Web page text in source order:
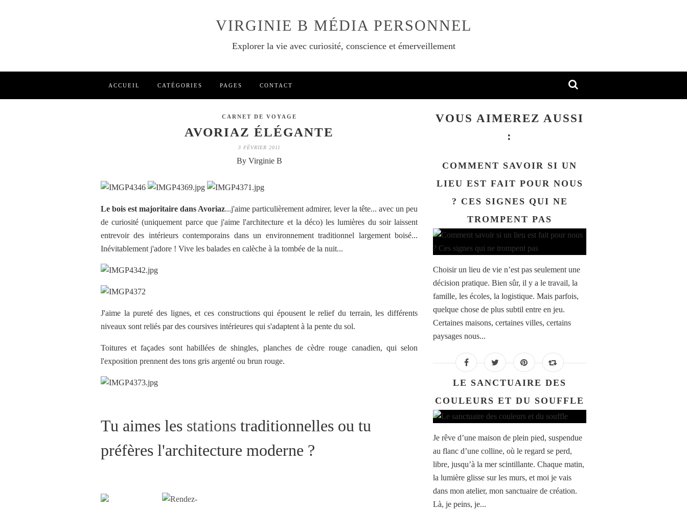
VIRGINIE B MÉDIA PERSONNEL
Explorer la vie avec curiosité, conscience et émerveillement
ACCUEIL CATÉGORIES PAGES CONTACT
CARNET DE VOYAGE
AVORIAZ ÉLÉGANTE
3 FÉVRIER 2011
By Virginie B
Le bois est majoritaire dans Avoriaz...j'aime particulièrement admirer, lever la tête... avec un peu
de curiosité (uniquement parce que j'aime l'architecture et la déco) les lumières du soir laissent
entrevoir des intérieurs contemporains dans un environnement traditionnel largement boisé...
Inévitablement j'adore ! Vive les balades en calèche à la tombée de la nuit...
J'aime la pureté des lignes, et ces constructions qui épousent le relief du terrain, les différents
niveaux sont reliés par des coursives intérieures qui s'adaptent à la pente du sol.
Toitures et façades sont habillées de shingles, planches de cèdre rouge canadien, qui selon
l'exposition prennent des tons gris argenté ou brun rouge.
Tu aimes les stations traditionnelles ou tu
préfères l'architecture moderne ?
VOUS AIMEREZ AUSSI
:
COMMENT SAVOIR SI UN
LIEU EST FAIT POUR NOUS
? CES SIGNES QUI NE
TROMPENT PAS
Choisir un lieu de vie n’est pas seulement une
décision pratique. Bien sûr, il y a le travail, la
famille, les écoles, la logistique. Mais parfois,
quelque chose de plus subtil entre en jeu.
Certaines maisons, certaines villes, certains
paysages nous...
LE SANCTUAIRE DES
COULEURS ET DU SOUFFLE
Je rêve d’une maison de plein pied, suspendue
au flanc d’une colline, où le regard se perd,
libre, jusqu’à la mer scintillante. Chaque matin,
la lumière glisse sur les murs, et moi je vais
dans mon atelier, mon sanctuaire de création.
Là, je peins, je...